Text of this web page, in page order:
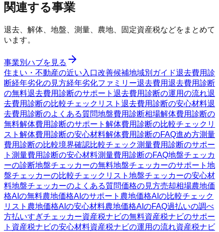
関連する事業
退去、解体、地盤、測量、農地、固定資産税などをまとめて
います。
事業別ハブを見る
住まい・不動産の近い入口改善候補地域別ガイド退去費用診
断経年劣化の見方経年劣化ファミリー退去費用退去費用診断
の無料退去費用診断のサポート 退去費用診断の運用の流れ退
去費用診断の比較チェックリスト 退去費用診断の安心材料退
去費用診断のよくある質問地盤費用診断相場解体費用診断の
無料解体費用診断のサポート 解体費用診断の比較チェックリ
スト 解体費用診断の安心材料解体費用診断のFAQ進め方測量
費用診断の比較境界確認比較チェック測量費用診断のサポー
ト 測量費用診断の安心材料測量費用診断のFAQ地盤チェッカ
ーの診断地盤チェッカーの無料地盤チェッカーのサポート 地
盤チェッカーの比較チェックリスト 地盤チェッカーの安心材
料地盤チェッカーのよくある質問価格の見方売却相場農地価
格AIの無料農地価格AIのサポート 農地価格AIの比較チェック
リスト 農地価格AIの安心材料農地価格AIのFAQ過払いの調べ
方払いすぎチェッカー資産税ナビの無料資産税ナビのサポー
ト 資産税ナビの安心材料資産税ナビの運用の流れ資産税ナビ